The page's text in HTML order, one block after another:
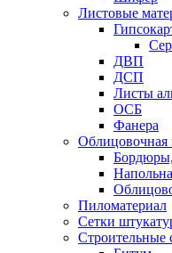
Листовые
ДВП
ДСП
Листы
ОСБ
Фанера
Облицовочная
Бордюры,
Пиломатериал
Сетки
Строительные